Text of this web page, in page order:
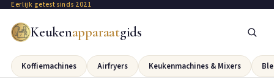
Eerlijk getest sinds 2021
Keukenapparaatgids
Koffiemachines Airfryers Keukenmachines & Mixers